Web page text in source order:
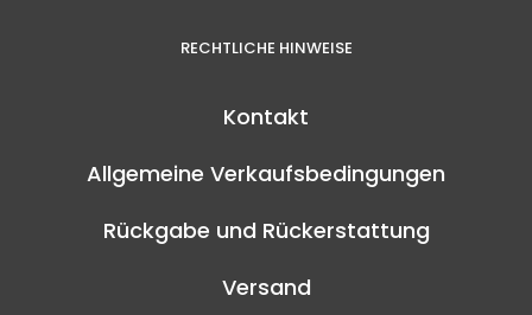
RECHTLICHE HINWEISE
Kontakt
Allgemeine Verkaufsbedingungen
Rückgabe und Rückerstattung
Versand